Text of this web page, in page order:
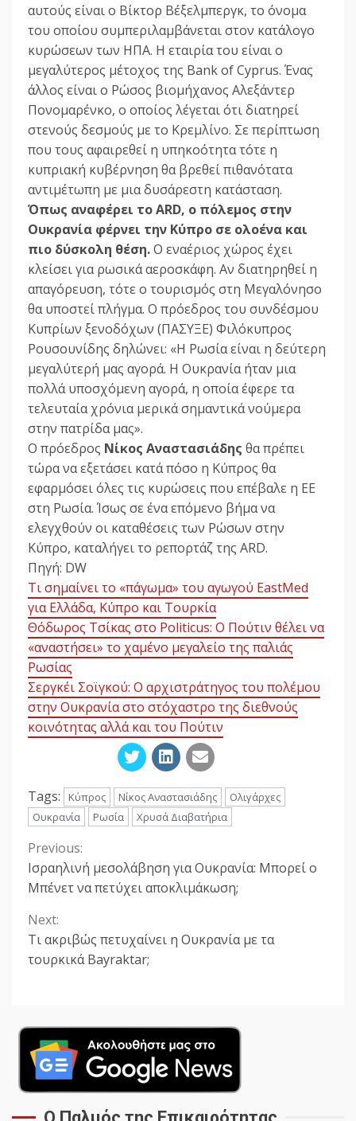
αυτούς είναι ο Βίκτορ Βέξελμπεργκ, το όνομα
του οποίου συμπεριλαμβάνεται στον κατάλογο
κυρώσεων των ΗΠΑ. Η εταιρία του είναι ο
μεγαλύτερος μέτοχος της Bank of Cyprus. Ένας
άλλος είναι ο Ρώσος βιομήχανος Αλεξάντερ
Πονομαρένκο, ο οποίος λέγεται ότι διατηρεί
στενούς δεσμούς με το Κρεμλίνο. Σε περίπτωση
που τους αφαιρεθεί η υπηκοότητα τότε η
κυπριακή κυβέρνηση θα βρεθεί πιθανότατα
αντιμέτωπη με μια δυσάρεστη κατάσταση.
Όπως αναφέρει το ARD, o πόλεμος στην
Ουκρανία φέρνει την Κύπρο σε ολοένα και
πιο δύσκολη θέση.Ο εναέριος χώρος έχει
κλείσει για ρωσικά αεροσκάφη. Αν διατηρηθεί η
απαγόρευση, τότε ο τουρισμός στη Μεγαλόνησο
θα υποστεί πλήγμα. Ο πρόεδρος του συνδέσμου
Κυπρίων ξενοδόχων (ΠΑΣΥΞΕ) Φιλόκυπρος
Ρουσουνίδης δηλώνει: «Η Ρωσία είναι η δεύτερη
μεγαλύτερή μας αγορά. Η Ουκρανία ήταν μια
πολλά υποσχόμενη αγορά, η οποία έφερε τα
τελευταία χρόνια μερικά σημαντικά νούμερα
στην πατρίδα μας».
Ο πρόεδρος Νίκος Αναστασιάδης θα πρέπει
τώρα να εξετάσει κατά πόσο η Κύπρος θα
εφαρμόσει όλες τις κυρώσεις που επέβαλε η ΕΕ
στη Ρωσία. Ίσως σε ένα επόμενο βήμα να
ελεγχθούν οι καταθέσεις των Ρώσων στην
Κύπρο, καταλήγει το ρεπορτάζ της ARD.
Πηγή: DW
Τι σημαίνει το «πάγωμα» του αγωγού EastMed
για Ελλάδα, Κύπρο και Τουρκία
Θόδωρος Τσίκας στο Politicus: Ο Πούτιν θέλει να
«αναστήσει» το χαμένο μεγαλείο της παλιάς
Ρωσίας
Σεργκέι Σοϊγκού: Ο αρχιστράτηγος του πολέμου
στην Ουκρανία στο στόχαστρο της διεθνούς
κοινότητας αλλά και του Πούτιν
Tags: Κύπρος Νίκος Αναστασιάδης
Ολιγάρχες
Ουκρανία
Ρωσία Χρυσά Διαβατήρια
Continue
Reading
Previous:
Ισραηλινή μεσολάβηση για Ουκρανία: Μπορεί ο
Μπένετ να πετύχει αποκλιμάκωση;
Next:
Τι ακριβώς πετυχαίνει η Ουκρανία με τα
τουρκικά Bayraktar;